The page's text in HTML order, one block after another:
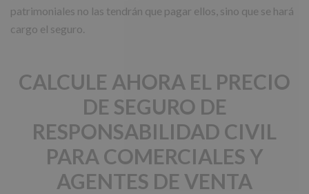
patrimoniales no las tendrán que pagar ellos, sino que se hará
cargo el seguro.
CALCULE AHORA EL PRECIO
DE SEGURO DE
RESPONSABILIDAD CIVIL
PARA COMERCIALES Y
AGENTES DE VENTA